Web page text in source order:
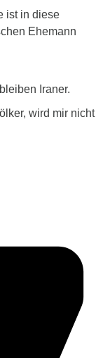
ist in diese
Ehemann
Iraner.
wird mir nicht